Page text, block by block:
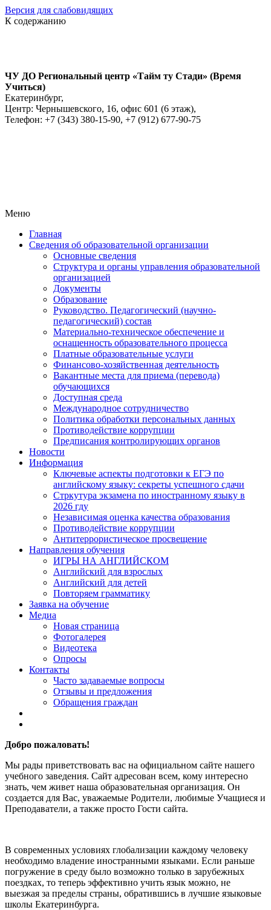
Версия для слабовидящих
К содержанию
ЧУ ДО Региональный центр «Тайм ту Стади» (Время
Учиться)
Екатеринбург,
Центр: Чернышевского, 16, офис 601 (6 этаж),
Телефон: +7 (343) 380-15-90, +7 (912) 677-90-75
Меню
Главная
Сведения об образовательной организации
Основные сведения
Структура и органы управления образовательной
организацией
Документы
Образование
Руководство. Педагогический (научно-
педагогический) состав
Материально-техническое обеспечение и
оснащенность образовательного процесса
Платные образовательные услуги
Финансово-хозяйственная деятельность
Вакантные места для приема (перевода)
обучающихся
Доступная среда
Международное сотрудничество
Политика обработки персональных данных
Противодействие коррупции
Предписания контролирующих органов
Новости
Информация
Ключевые аспекты подготовки к ЕГЭ по
английскому языку: секреты успешного сдачи
Стркутура экзамена по иностранному языку в
2026 гду
Независимая оценка качества образования
Противодействие коррупции
Антитеррористическое просвещение
Направления обучения
ИГРЫ НА АНГЛИЙСКОМ
Английский для взрослых
Английский для детей
Повторяем грамматику
Заявка на обучение
Медиа
Новая страница
Фотогалерея
Видеотека
Опросы
Контакты
Часто задаваемые вопросы
Отзывы и предложения
Обращения граждан
Добро пожаловать!
Мы рады приветствовать вас на официальном сайте нашего
учебного заведения. Сайт адресован всем, кому интересно
знать, чем живет наша образовательная организация. Он
создается для Вас, уважаемые Родители, любимые Учащиеся и
Преподаватели, а также просто Гости сайта.
В современных условиях глобализации каждому человеку
необходимо владение иностранными языками. Если раньше
погружение в среду было возможно только в зарубежных
поездках, то теперь эффективно учить язык можно, не
выезжая за пределы страны, обратившись в лучшие языковые
школы Екатеринбурга.